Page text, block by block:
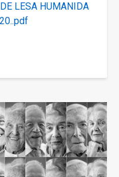
LESA HUMANIDA